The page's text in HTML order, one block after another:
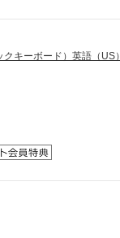
キーボード）英語（US）